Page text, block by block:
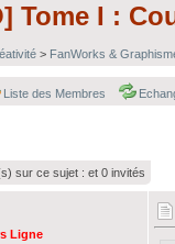
Tome I :
> FanWorks &
Liste des Membres
sur ce sujet : et 0 invités
Ligne